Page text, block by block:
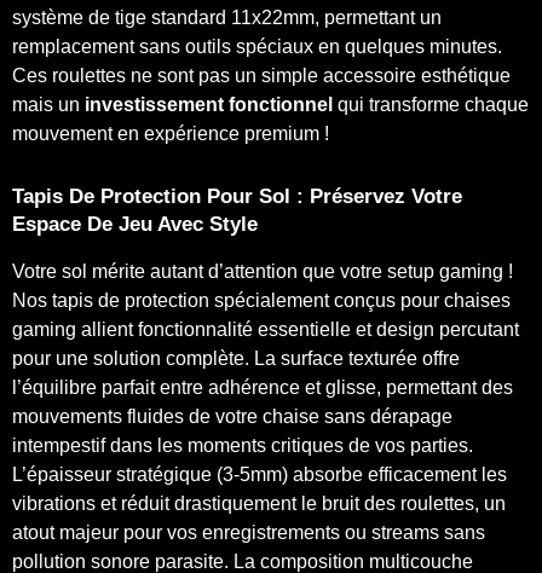
système de tige standard 11x22mm, permettant un
remplacement sans outils spéciaux en quelques minutes.
Ces roulettes ne sont pas un simple accessoire esthétique
mais un investissement fonctionnel qui transforme chaque
mouvement en expérience premium !
Tapis De Protection Pour Sol : Préservez Votre
Espace De Jeu Avec Style
Votre sol mérite autant d’attention que votre setup gaming !
Nos tapis de protection spécialement conçus pour chaises
gaming allient fonctionnalité essentielle et design percutant
pour une solution complète. La surface texturée offre
l’équilibre parfait entre adhérence et glisse, permettant des
mouvements fluides de votre chaise sans dérapage
intempestif dans les moments critiques de vos parties.
L’épaisseur stratégique (3-5mm) absorbe efficacement les
vibrations et réduit drastiquement le bruit des roulettes, un
atout majeur pour vos enregistrements ou streams sans
pollution sonore parasite. La composition multicouche